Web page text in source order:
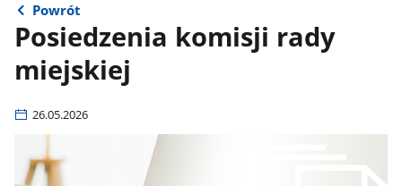
Powrót
Posiedzenia komisji rady
miejskiej
26.05.2026